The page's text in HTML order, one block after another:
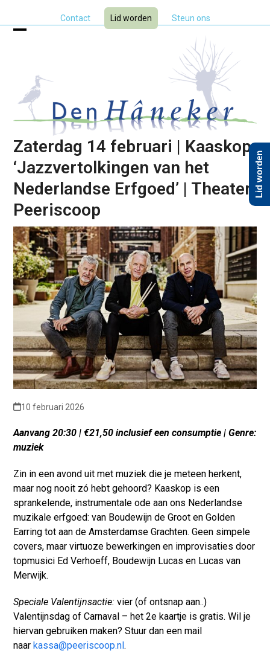
Contact Lid worden Steun ons
menu
menu
Zaterdag 14 februari | Kaaskop
‘Jazzvertolkingen van het
Nederlandse Erfgoed’ | Theater
Peeriscoop
10 februari 2026
Aanvang 20:30 | €21,50 inclusief een consumptie | Genre:
muziek
Zin in een avond uit met muziek die je meteen herkent,
maar nog nooit zó hebt gehoord? Kaaskop is een
sprankelende, instrumentale ode aan ons Nederlandse
muzikale erfgoed: van Boudewijn de Groot en Golden
Earring tot aan de Amsterdamse Grachten. Geen simpele
covers, maar virtuoze bewerkingen en improvisaties door
topmusici Ed Verhoeff, Boudewijn Lucas en Lucas van
Merwijk.
Speciale Valentijnsactie: vier (of ontsnap aan..)
Valentijnsdag of Carnaval – het 2e kaartje is gratis. Wil je
hiervan gebruiken maken? Stuur dan een mail
naarkassa@peeriscoop.nl.
Lid worden